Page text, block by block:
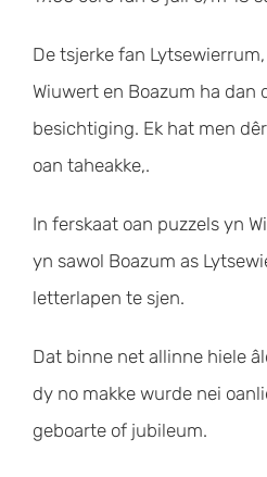
De tsjerke fan
Wiuwert en Boazum ha dan
besichtiging. Ek hat men
oan taheakke,.
In ferskaat oan puzzels yn
yn sawol Boazum as
letterlapen te sjen.
Dat binne net allinne hiele
dy no makke wurde nei
geboarte of jubileum.